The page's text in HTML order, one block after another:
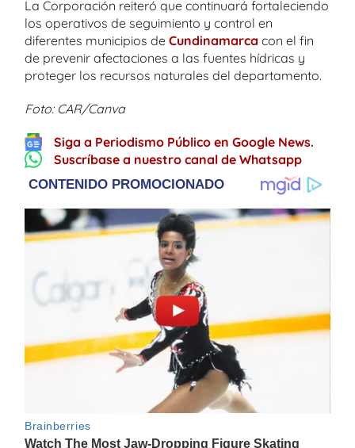
La Corporación reiteró que continuará fortaleciendo
los operativos de seguimiento y control en
diferentes municipios de Cundinamarca con el fin
de prevenir afectaciones a las fuentes hídricas y
proteger los recursos naturales del departamento.
Foto: CAR/Canva
Siga a Periodismo Público en Google News.
Suscríbase a nuestro canal de Whatsapp